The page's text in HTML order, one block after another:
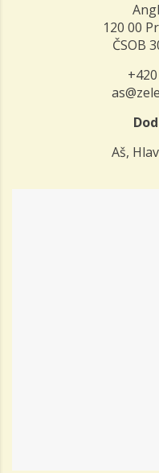
120 00
ČSOB
Aš,